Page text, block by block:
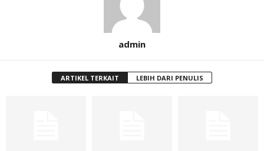
admin
ARTIKEL TERKAIT LEBIH DARI PENULIS